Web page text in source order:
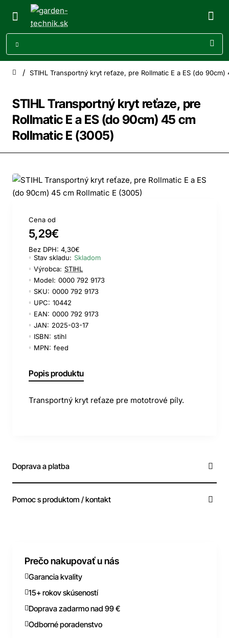
STIHL Transportný kryt reťaze, pre
Rollmatic E a ES (do 90cm) 45 cm
Rollmatic E (3005)
STIHL Transportný kryt reťaze, pre Rollmatic E a ES (do 90cm)
Cena od
5,29€
Bez DPH: 4,30€
Stav skladu: Skladom
Výrobca: STIHL
Model: 0000 792 9173
SKU: 0000 792 9173
UPC: 10442
EAN: 0000 792 9173
JAN: 2025-03-17
ISBN: stihl
MPN: feed
Popis produktu
Transportný kryt reťaze pre mototrové píly.
Doprava a platba
Pomoc s produktom / kontakt
Prečo nakupovať u nás
Garancia kvality
15+ rokov skúseností
Doprava zadarmo nad 99 €
Odborné poradenstvo